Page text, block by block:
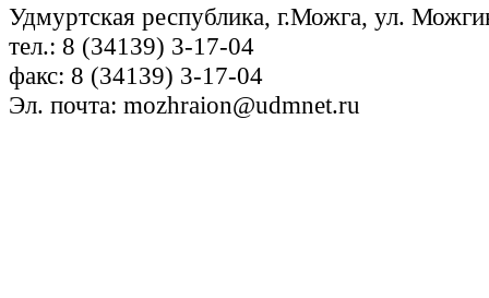
Удмуртская республика, г.Можга, ул.
тел.: 8 (34139) 3-17-04
факс: 8 (34139) 3-17-04
Эл. почта: mozhraion@udmnet.ru